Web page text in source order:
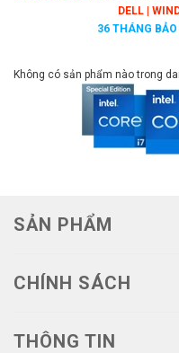
DELL |
36 THÁNG
Không có sản phẩm nào trong
SẢN PHẨM
CHÍNH SÁCH
THÔNG TIN